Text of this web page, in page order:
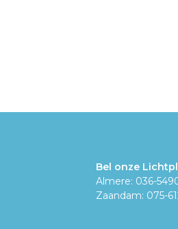
Bel onze
Almere: 036-
Zaandam: 075-